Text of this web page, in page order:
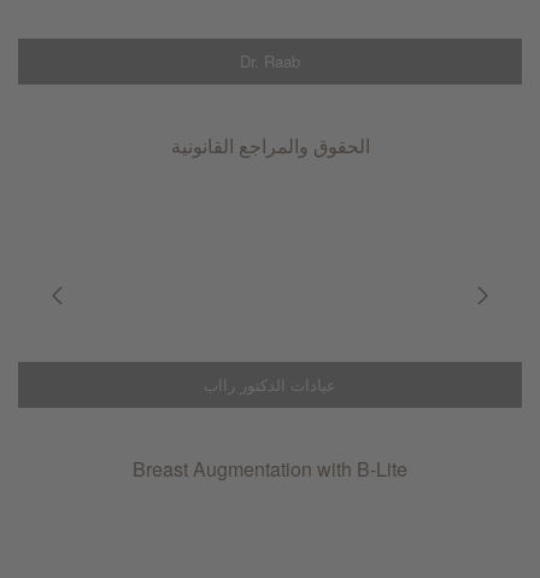
Dr. Raab
الحقوق والمراجع القانونية
عيادات الدكتور رااب
Breast Augmentation with B-Lite